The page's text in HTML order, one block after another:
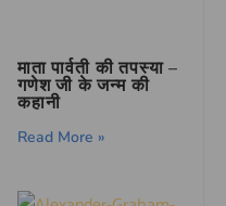
माता पार्वती की तपस्या –
गणेश जी के जन्म की
कहानी
Read More »